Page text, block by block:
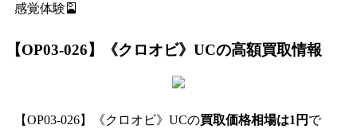
感覚体験🎴
【OP03-026】《クロオビ》UCの高額買取情報
【OP03-026】《クロオビ》UCの買取価格相場は1円 で